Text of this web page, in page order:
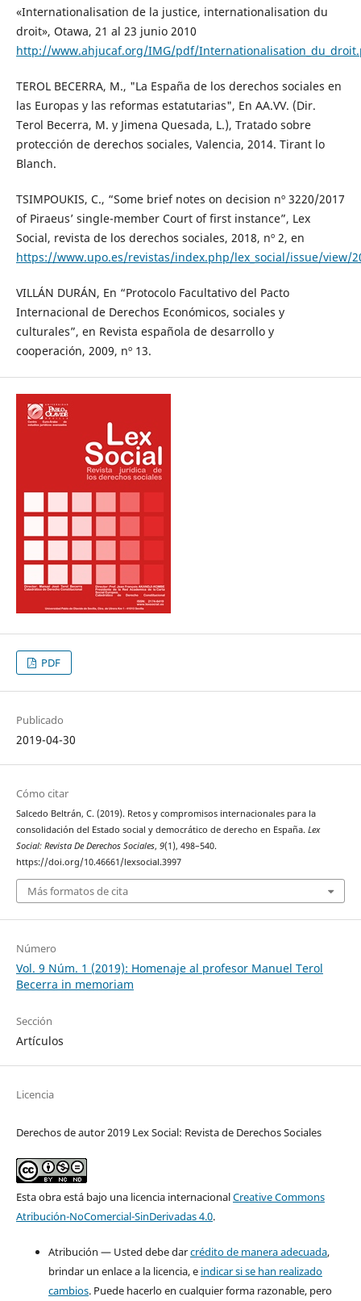
«Internationalisation de la justice, internationalisation du
droit», Otawa, 21 al 23 junio 2010
http://www.ahjucaf.org/IMG/pdf/
TEROL BECERRA, M., "La España de los derechos sociales en
las Europas y las reformas estatutarias", En AA.VV. (Dir.
Terol Becerra, M. y Jimena Quesada, L.), Tratado sobre
protección de derechos sociales, Valencia, 2014. Tirant lo
Blanch.
TSIMPOUKIS, C., “Some brief notes on decision nº 3220/2017
of Piraeus’ single-member Court of first instance”, Lex
Social, revista de los derechos sociales, 2018, nº 2, en
https://www.upo.es/revistas/index.php/lex_social/issue/view/
VILLÁN DURÁN, En “Protocolo Facultativo del Pacto
Internacional de Derechos Económicos, sociales y
culturales”, en Revista española de desarrollo y
cooperación, 2009, nº 13.
PDF
Publicado
2019-04-30
Cómo citar
Salcedo Beltrán, C. (2019). Retos y compromisos internacionales para la
consolidación del Estado social y democrático de derecho en España. Lex
Social: Revista De Derechos Sociales, 9(1), 498–540.
https://doi.org/10.46661/lexsocial.3997
Más formatos de cita
Número
Vol. 9 Núm. 1 (2019): Homenaje al profesor Manuel Terol
Becerra in memoriam
Sección
Artículos
Licencia
Derechos de autor 2019 Lex Social: Revista de Derechos Sociales
Esta obra está bajo una licencia internacionalCreative Commons
Atribución-NoComercial-SinDerivadas 4.0.
Atribución — Usted debe darcrédito de manera adecuada,
brindar un enlace a la licencia, e indicar si se han realizado
cambios. Puede hacerlo en cualquier forma razonable, pero